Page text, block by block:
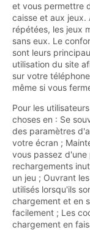
et vous permettre
caisse et aux
répétées, les jeux
sans eux. Le
sont leurs
utilisation du site
sur votre
même si vous
Pour les
choses en : Se
des paramètres
votre écran ;
vous passez d'une
rechargements
un jeu ; Ouvrant
utilisés lorsqu'ils
chargement et en
facilement ; Les
chargement en